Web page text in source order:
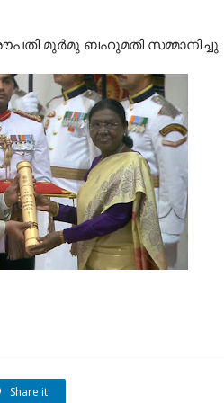
മുർമു ബഹുമതി സമ്മാനിച്ചു.
Share it